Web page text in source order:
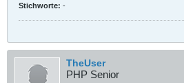
Stichworte: -
TheUser
PHP Senior